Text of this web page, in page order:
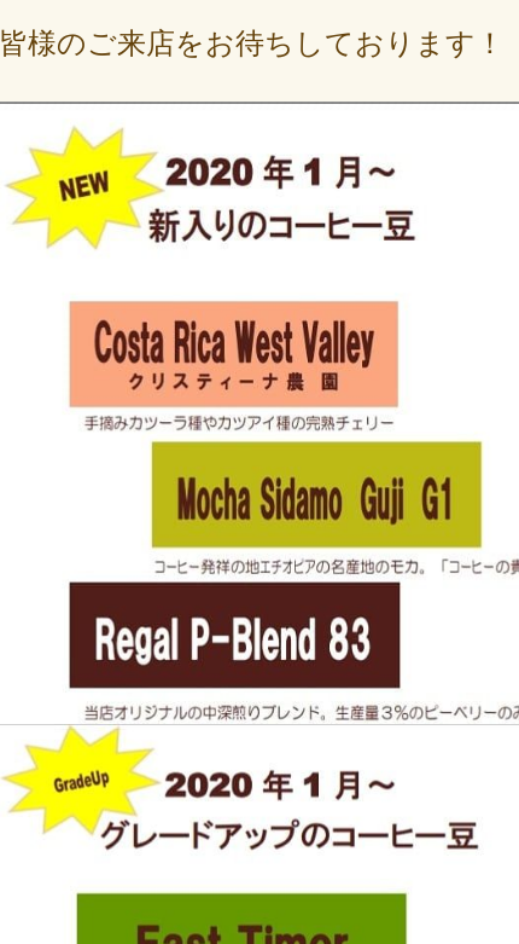
皆様のご来店をお待ちしております！